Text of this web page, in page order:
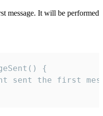
message. It will be performed
{
sent the first